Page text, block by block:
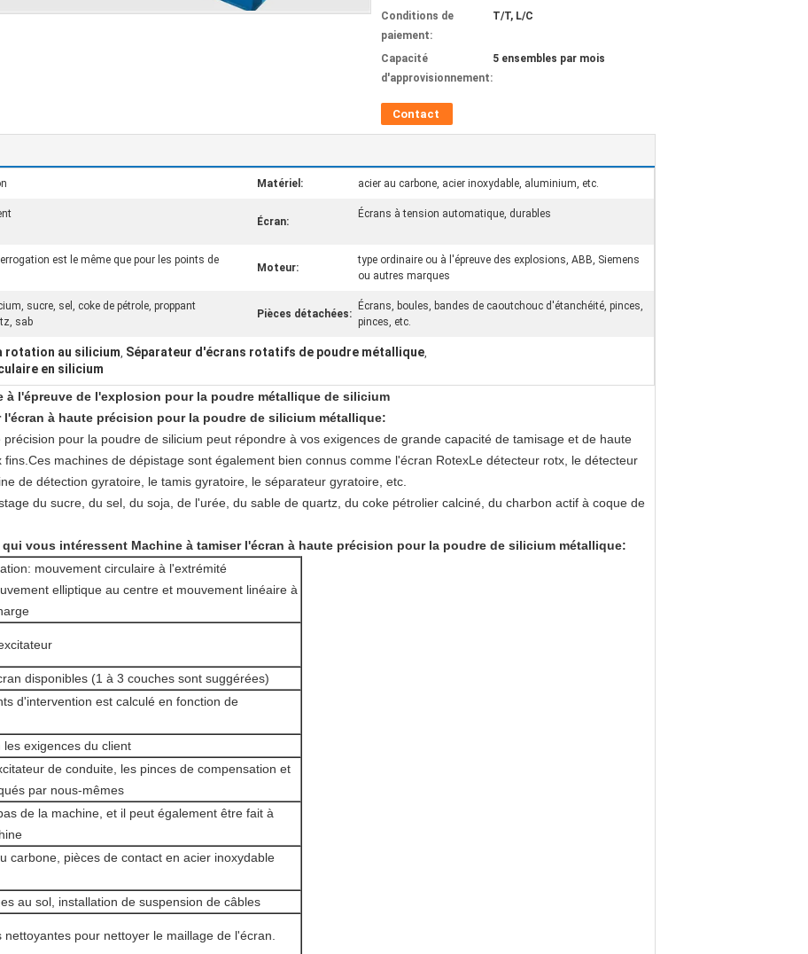
Conditions de
paiement:
T/T, L/C
Capacité
d'approvisionnement:
5 ensembles par mois
Contact
Matériel: acier au carbone, acier inoxydable, aluminium, etc.
Écran:
Écrans à tension automatique, durables
est le même que pour les points de
Moteur:
type ordinaire ou à l'épreuve des explosions, ABB, Siemens
ou autres marques
sucre, sel, coke de pétrole, proppant
sab
Pièces détachées:
Écrans, boules, bandes de caoutchouc d'étanchéité, pinces,
pinces, etc.
rotation au silicium, Séparateur d'écrans rotatifs de poudre métallique,
en silicium
à l'épreuve de l'explosion pour la poudre métallique de silicium
l'écran à haute précision pour la poudre de silicium métallique:
pour la poudre de silicium peut répondre à vos exigences de grande capacité de tamisage et de haute
machines de dépistage sont également bien connus comme l'écran RotexLe détecteur rotx, le détecteur
de détection gyratoire, le tamis gyratoire, le séparateur gyratoire, etc.
du sucre, du sel, du soja, de l'urée, du sable de quartz, du coke pétrolier calciné, du charbon actif à coque de
vous intéressent Machine à tamiser l'écran à haute précision pour la poudre de silicium métallique:
mouvement circulaire à l'extrémité
elliptique au centre et mouvement linéaire à
disponibles (1 à 3 couches sont suggérées)
d'intervention est calculé en fonction de
exigences du client
de conduite, les pinces de compensation et
par nous-mêmes
de la machine, et il peut également être fait à
carbone, pièces de contact en acier inoxydable
au sol, installation de suspension de câbles
nettoyantes pour nettoyer le maillage de l'écran.